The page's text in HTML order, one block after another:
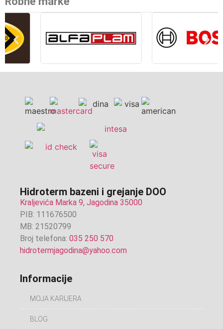
Hidroterm bazeni i grejanje DOO
Kraljevića Marka 9, Jagodina 35000
PIB: 111676500
MB: 21520799
Broj telefona: 035 250 570
hidrotermjagodina@yahoo.com
Informacije
MOJA KARIJERA
BLOG